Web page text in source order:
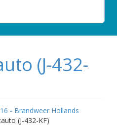
(J-432-
- Brandweer Hollands
(J-432-KF)